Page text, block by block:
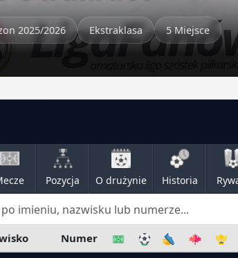
2025/2026 Ekstraklasa 5 Miejsce
Pozycja O drużynie Historia
Numer